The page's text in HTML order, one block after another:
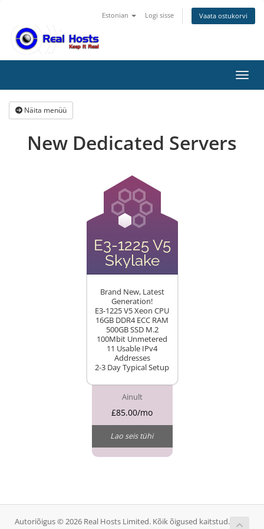
Estonian Logi sisse Vaata ostukorvi
Näita menüü
New Dedicated Servers
E3-1225 V5
Skylake
Brand New, Latest
Generation!
E3-1225 V5 Xeon CPU
16GB DDR4 ECC RAM
500GB SSD M.2
100Mbit Unmetered
11 Usable IPv4
Addresses
2-3 Day Typical Setup
Ainult
£85.00/mo
Lao seis tühi
Autoriõigus © 2026 Real Hosts Limited. Kõik õigused kaitstud.